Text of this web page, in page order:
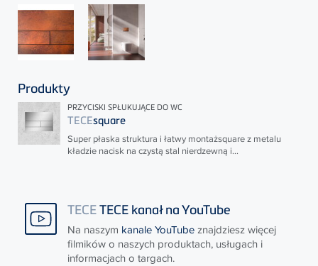
Produkty
PRZYCISKI SPŁUKUJĄCE DO WC
TECEsquare
Super płaska struktura i łatwy montażsquare z metalu
kładzie nacisk na czystą stal nierdzewną i...
TECETECE kanał na YouTube
Na naszym kanale YouTubeznajdziesz więcej
filmików o naszych produktach, usługach i
informacjach o targach.